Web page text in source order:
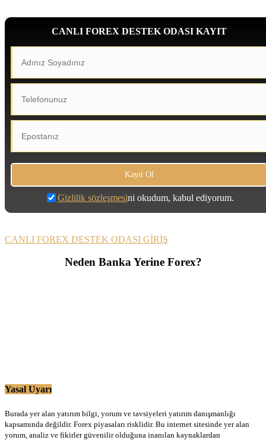
CANLI FOREX DESTEK ODASI KAYIT
Gizlilik sözleşmesini okudum, kabul ediyorum.
CANLI FOREX DESTEK ODASI GİRİŞ
Neden Banka Yerine Forex?
Yasal Uyarı
Burada yer alan yatırım bilgi, yorum ve tavsiyeleri yatırım danışmanlığı
kapsamında değildir. Forex piyasaları risklidir. Bu internet sitesinde yer alan
yorum, analiz ve fikirler güvenilir olduğuna inanılan kaynaklardan